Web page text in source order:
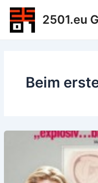
Zum
Inhalt
springen
2501.eu
Beim